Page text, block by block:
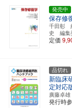
発売中
保存修
千田彰
史 編集
定価
品切れ
新臨床
定対応
廣藤卓
発行時